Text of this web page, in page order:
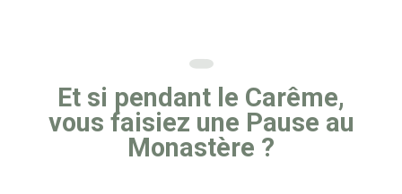
Et si pendant le Carême,
vous faisiez une Pause au
Monastère ?